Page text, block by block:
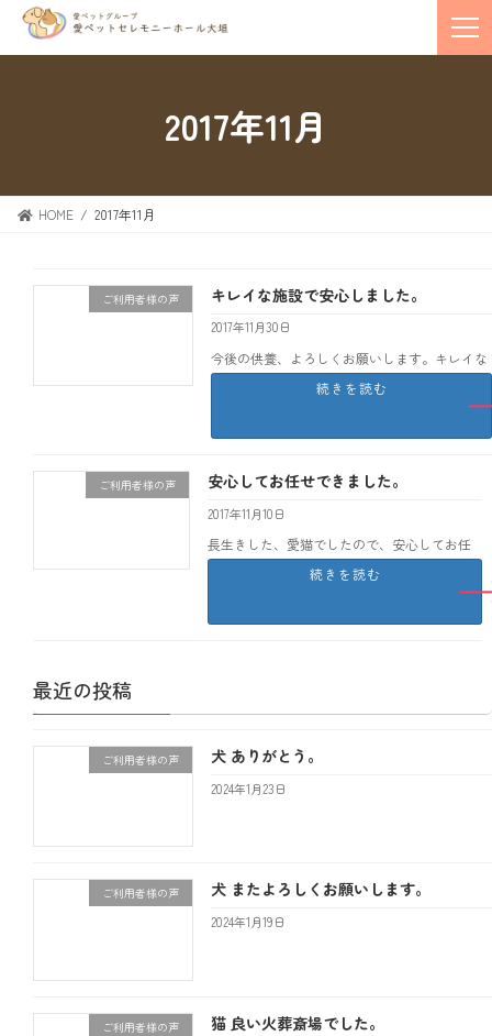
2017年11月
HOME 2017年11月
ご利用者様の声 キレイな施設で安心しました。
2017年11月30日
今後の供養、よろしくお願いします。キレイな
施設で安心しました。 大垣市 N
続きを読む
ご利用者様の声 安心してお任せできました。
2017年11月10日
長生きした、愛猫でしたので、安心してお任
せできました。 大垣市 O
続きを読む
最近の投稿
ご利用者様の声 犬 ありがとう。
2024年1月23日
ご利用者様の声 犬 またよろしくお願いします。
2024年1月19日
ご利用者様の声 猫 良い火葬斎場でした。